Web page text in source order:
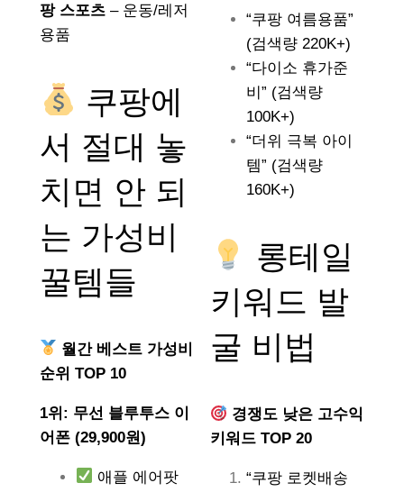
팡 스포츠 – 운동/레저
용품
쿠팡에
서 절대 놓
치면 안 되
는 가성비
꿀템들
월간 베스트 가성비
순위 TOP 10
1위: 무선 블루투스 이
어폰 (29,900원)
애플 에어팟
“쿠팡 여름용품”
(검색량 220K+)
“다이소 휴가준
비” (검색량
100K+)
“더위 극복 아이
템” (검색량
160K+)
롱테일
키워드 발
굴 비법
경쟁도 낮은 고수익
키워드 TOP 20
“쿠팡 로켓배송